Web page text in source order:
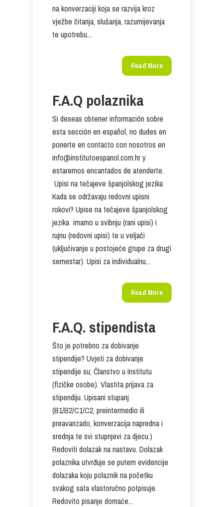
na konverzaciji koja se razvija kroz
vježbe čitanja, slušanja, razumijevanja
te upotrebu...
Read More
F.A.Q polaznika
Si deseas obtener información sobre
esta sección en español, no dudes en
ponerte en contacto con nosotros en
info@institutoespanol.com.hr y
estaremos encantados de atenderte.
Upisi na tečajeve španjolskog jezika
Kada se održavaju redovni upisni
rokovi? Upise na tečajeve španjolskog
jezika imamo u svibnju (rani upisi) i
rujnu (redovni upisi) te u veljači
(uključivanje u postojeće grupe za drugi
semestar). Upisi za individualnu...
Read More
F.A.Q. stipendista
Što je potrebno za dobivanje
stipendije? Uvjeti za dobivanje
stipendije su; Članstvo u Institutu
(fizičke osobe). Vlastita prijava za
stipendiju. Upisani stupanj
(B1/B2/C1/C2, preintermedio ili
preavanzado, konverzacija napredna i
srednja te svi stupnjevi za djecu.)
Redoviti dolazak na nastavu. Dolazak
polaznika utvrđuje se putem evidencije
dolazaka koju polaznik na početku
svakog sata vlastoručno potpisuje.
Redovito pisanje domaće...